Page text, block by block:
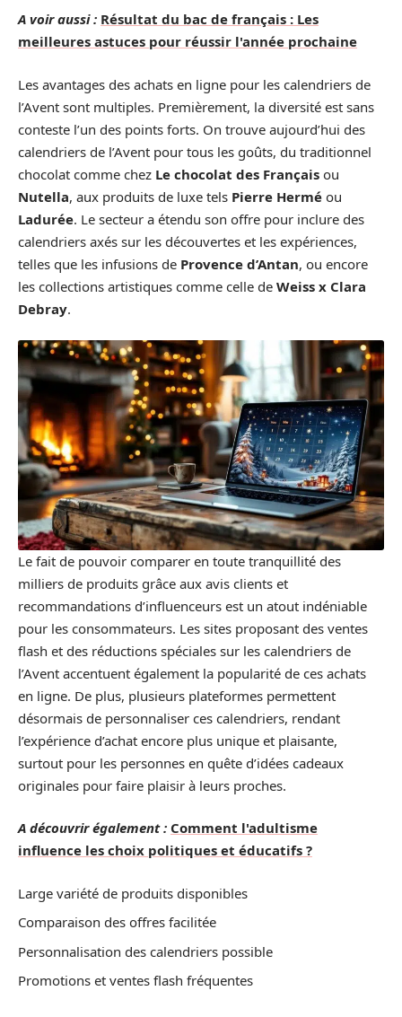
A voir aussi : Résultat du bac de français : Les
meilleures astuces pour réussir l'année prochaine
Les avantages des achats en ligne pour les calendriers de
l’Avent sont multiples. Premièrement, la diversité est sans
conteste l’un des points forts. On trouve aujourd’hui des
calendriers de l’Avent pour tous les goûts, du traditionnel
chocolat comme chez Le chocolat des Français ou
Nutella, aux produits de luxe tels Pierre Hermé ou
Ladurée. Le secteur a étendu son offre pour inclure des
calendriers axés sur les découvertes et les expériences,
telles que les infusions de Provence d’Antan, ou encore
les collections artistiques comme celle de Weiss x Clara
Debray.
Le fait de pouvoir comparer en toute tranquillité des
milliers de produits grâce aux avis clients et
recommandations d’influenceurs est un atout indéniable
pour les consommateurs. Les sites proposant des ventes
flash et des réductions spéciales sur les calendriers de
l’Avent accentuent également la popularité de ces achats
en ligne. De plus, plusieurs plateformes permettent
désormais de personnaliser ces calendriers, rendant
l’expérience d’achat encore plus unique et plaisante,
surtout pour les personnes en quête d’idées cadeaux
originales pour faire plaisir à leurs proches.
A découvrir également : Comment l'adultisme
influence les choix politiques et éducatifs ?
Large variété de produits disponibles
Comparaison des offres facilitée
Personnalisation des calendriers possible
Promotions et ventes flash fréquentes